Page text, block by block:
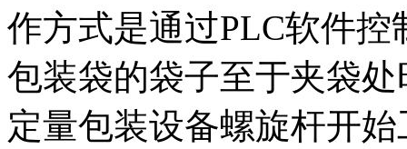
作方式是通过PLC软件
包装袋的袋子至于夹袋
定量包装设备螺旋杆开